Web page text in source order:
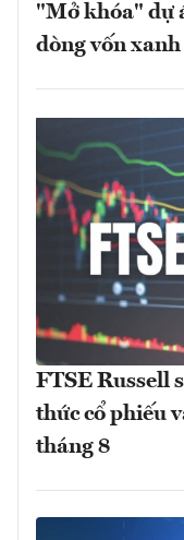
"Mở khóa" dự
dòng vốn
FTSE Russell
thức cổ phiếu
tháng 8